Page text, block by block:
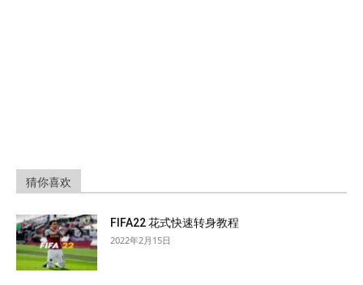
猜你喜欢
FIFA22 花式快速转身教程
2022年2月15日